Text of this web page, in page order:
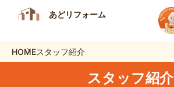
あどリフォーム
HOMEスタッフ紹介
スタッフ紹介